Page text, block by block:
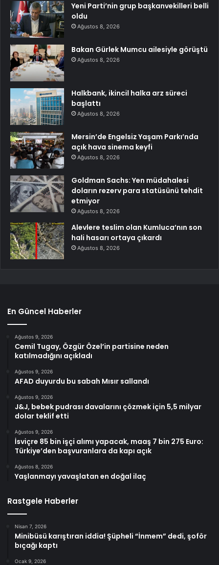
Yeni Parti’nin grup başkanvekilleri belli
oldu
Ağustos 8, 2026
Bakan Gürlek Mumcu ailesiyle görüştü
Ağustos 8, 2026
Halkbank, ikincil halka arz süreci
başlattı
Ağustos 8, 2026
Mersin’de Engelsiz Yaşam Parkı’nda
açık hava sinema keyfi
Ağustos 8, 2026
Goldman Sachs: Yen müdahalesi
doların rezerv para statüsünü tehdit
etmiyor
Ağustos 8, 2026
Alevlere teslim olan Kumluca’nın son
hali hasarı ortaya çıkardı
Ağustos 8, 2026
En Güncel Haberler
Ağustos 9, 2026
Cemil Tugay, Özgür Özel’in partisine neden
katılmadığını açıkladı
Ağustos 9, 2026
AFAD duyurdu bu sabah Mısır sallandı
Ağustos 9, 2026
J&J, bebek pudrası davalarını çözmek için 5,5 milyar
dolar teklif etti
Ağustos 9, 2026
İsviçre 85 bin işçi alımı yapacak, maaş 7 bin 275 Euro:
Türkiye’den başvuranlara da kapı açık
Ağustos 8, 2026
Yaşlanmayı yavaşlatan en doğal ilaç
Rastgele Haberler
Nisan 7, 2026
Minibüsü karıştıran iddia! Şüpheli “İnmem” dedi, şoför
bıçağı kaptı
Ocak 9, 2026